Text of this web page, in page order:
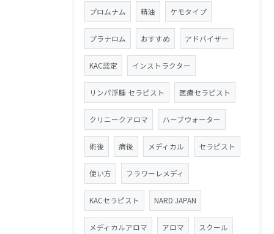
プロムナム 精油 ケモタイプ
プラナロム おすすめ アドバイザー
KAC認定 インストラクター
リンパ浮腫 セラピスト 医療セラピスト
クリニークアロマ ハーブウォーター
術後 病後 メディカル セラピスト
使い方 フラワーレメディ
KACセラピスト NARD JAPAN
メディカルアロマ アロマ スクール